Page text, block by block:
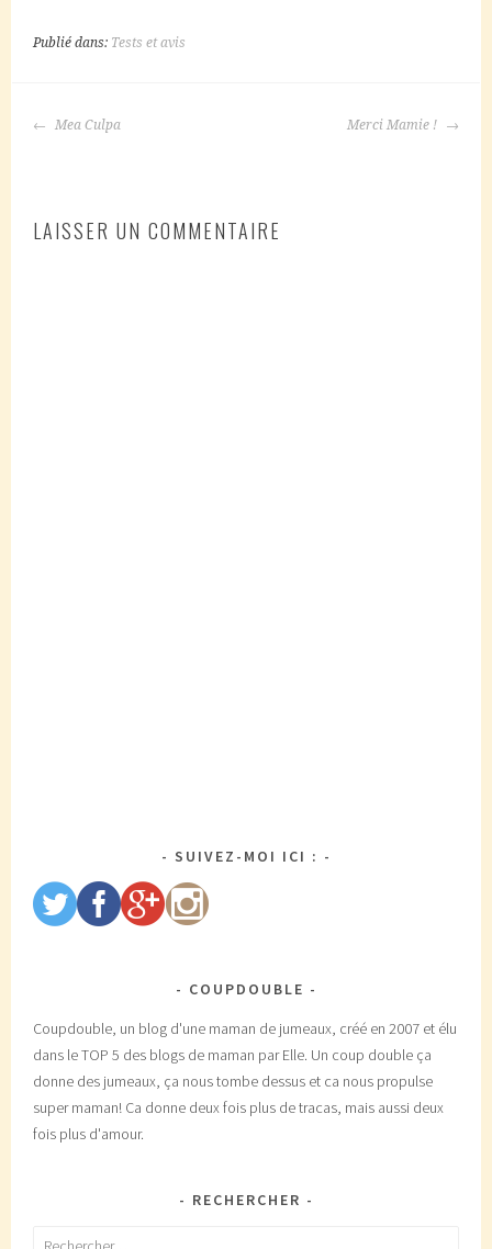
Publié dans: Tests et avis
NAVIGATION
Mea Culpa Merci Mamie !
LAISSER UN COMMENTAIRE
SUIVEZ-MOI ICI :
COUPDOUBLE
Coupdouble, un blog d'une maman de jumeaux, créé en 2007 et élu
dans le TOP 5 des blogs de maman par Elle. Un coup double ça
donne des jumeaux, ça nous tombe dessus et ca nous propulse
super maman! Ca donne deux fois plus de tracas, mais aussi deux
fois plus d'amour.
RECHERCHER
Rechercher :